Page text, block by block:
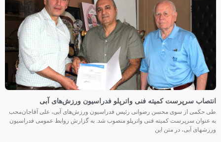
انتصاب سرپرست کمیته فنی واترپلو فدراسیون ورزش‌های آبی
طی حکمی از سوی محسن رضوانی رئیس فدراسیون ورزش‌های آبی، علی آقاجان‌محب
به عنوان سرپرست کمیته فنی واترپلو منصوب شد. به گزارش روابط عمومی فدراسیون
ورزشهای آبی، در متن این